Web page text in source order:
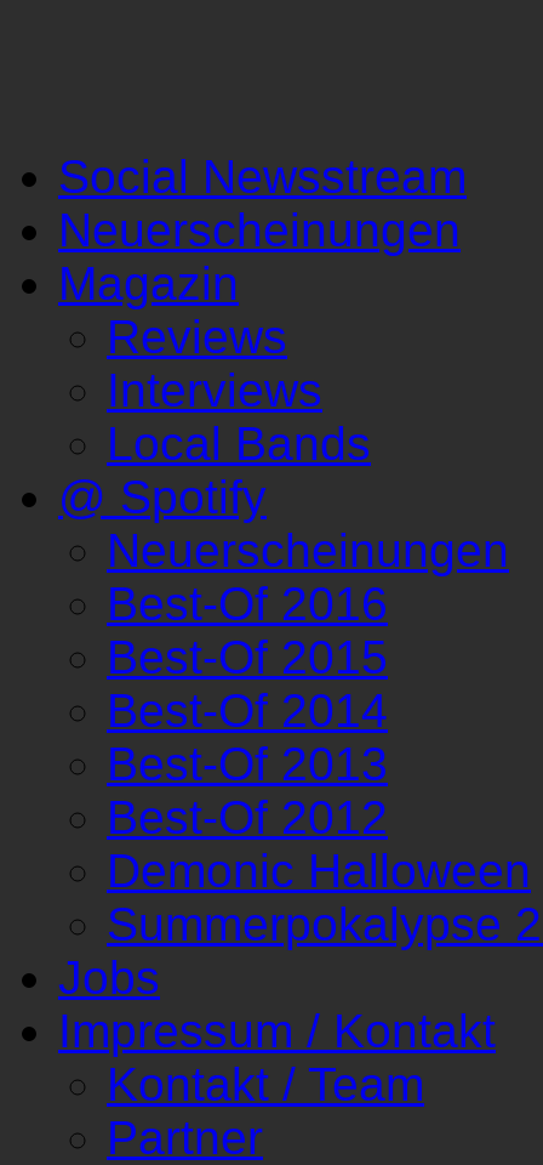
Social Newsstream
Neuerscheinungen
Magazin
Reviews
Interviews
Local Bands
@ Spotify
Neuerscheinungen
Best-Of 2016
Best-Of 2015
Best-Of 2014
Best-Of 2013
Best-Of 2012
Demonic Halloween
Summerpokalypse
Jobs
Impressum / Kontakt
Kontakt / Team
Partner